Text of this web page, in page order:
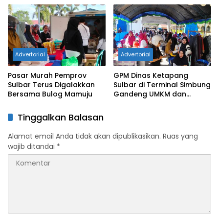
Advertorial
Pasar Murah Pemprov
Sulbar Terus Digalakkan
Bersama Bulog Mamuju
Advertorial
GPM Dinas Ketapang
Sulbar di Terminal Simbung
Gandeng UMKM dan
Tinggalkan Balasan
Alamat email Anda tidak akan dipublikasikan. Ruas yang
wajib ditandai *